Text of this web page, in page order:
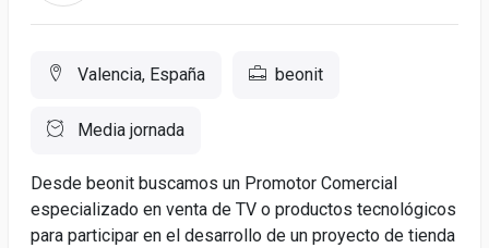
Valencia, España beonit
Media jornada
Desde beonit buscamos un Promotor Comercial
especializado en venta de TV o productos tecnológicos
para participar en el desarrollo de un proyecto de tienda